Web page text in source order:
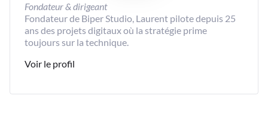
Fondateur & dirigeant
Fondateur de Biper Studio, Laurent pilote depuis 25
ans des projets digitaux où la stratégie prime
toujours sur la technique.
Voir le profil